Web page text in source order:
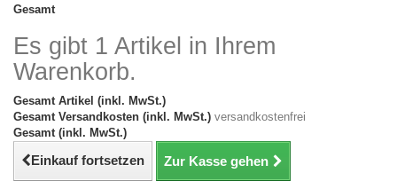
Gesamt
Es gibt 1 Artikel in Ihrem
Warenkorb.
Gesamt Artikel (inkl. MwSt.)
Gesamt Versandkosten (inkl. MwSt.) versandkostenfrei
Gesamt (inkl. MwSt.)
Einkauf fortsetzen Zur Kasse gehen